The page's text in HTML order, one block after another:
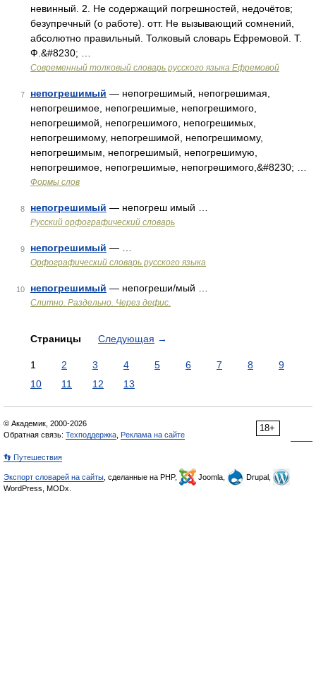
невинный. 2. Не содержащий погрешностей, недочётов;
безупречный (о работе). отт. Не вызывающий сомнений,
абсолютно правильный. Толковый словарь Ефремовой. Т.
Ф.&#8230; …
Современный толковый словарь русского языка Ефремовой
7 непогрешимый — непогрешимый, непогрешимая,
непогрешимое, непогрешимые, непогрешимого,
непогрешимой, непогрешимого, непогрешимых,
непогрешимому, непогрешимой, непогрешимому,
непогрешимым, непогрешимый, непогрешимую,
непогрешимое, непогрешимые, непогрешимого,&#8230; …
Формы слов
8 непогрешимый — непогреш имый …
Русский орфографический словарь
9 непогрешимый — …
Орфографический словарь русского языка
10 непогрешимый — непогреши/мый …
Слитно. Раздельно. Через дефис.
Страницы Следующая →
1 2 3 4 5 6 7 8
9
10
11 12 13
18+
© Академик, 2000-2026
Обратная связь: Техподдержка Реклама на сайте
👣 Путешествия
Экспорт словарей на сайты , сделанные на PHP, Joomla,
Drupal,
WordPress, MODx.